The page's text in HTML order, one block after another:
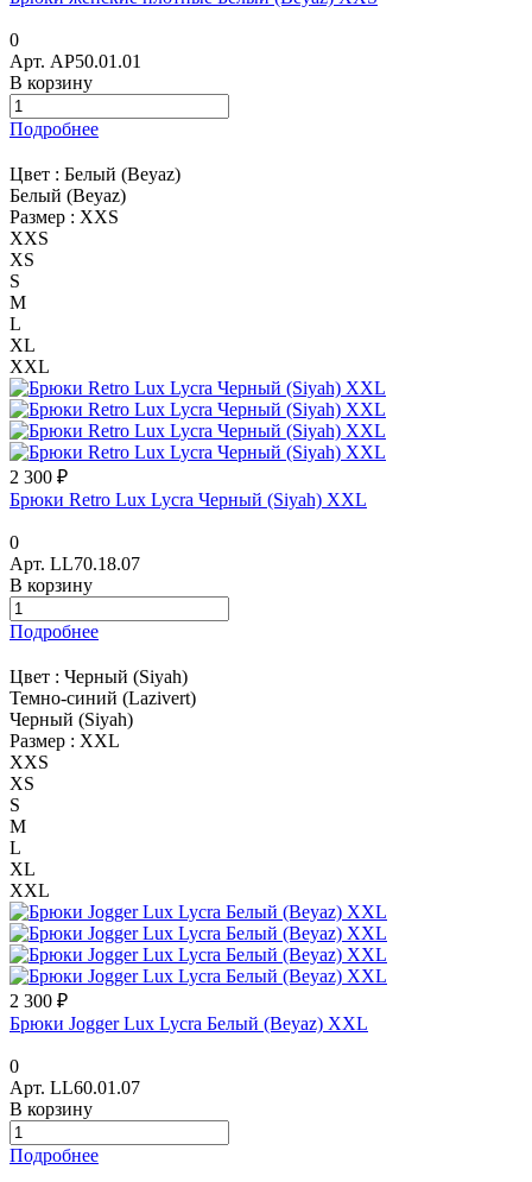
0
Арт. AP50.01.01
В корзину
Подробнее
Цвет : Белый (Beyaz)
Белый (Beyaz)
Размер : XXS
XXS
XS
S
M
L
XL
XXL
2 300 ₽
Брюки Retro Lux Lycra Черный (Siyah) XXL
0
Арт. LL70.18.07
В корзину
Подробнее
Цвет : Черный (Siyah)
Темно-синий (Lazivert)
Черный (Siyah)
Размер : XXL
XXS
XS
S
M
L
XL
XXL
2 300 ₽
Брюки Jogger Lux Lycra Белый (Beyaz) XXL
0
Арт. LL60.01.07
В корзину
Подробнее